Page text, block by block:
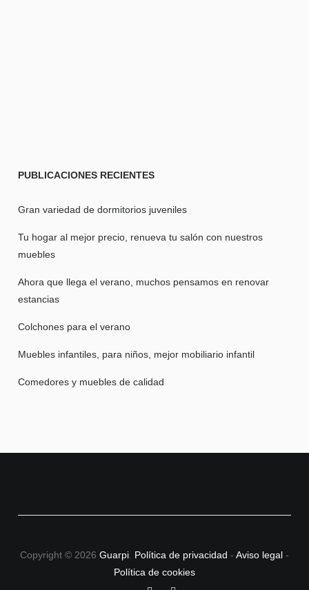
PUBLICACIONES RECIENTES
Gran variedad de dormitorios juveniles
Tu hogar al mejor precio, renueva tu salón con nuestros
muebles
Ahora que llega el verano, muchos pensamos en renovar
estancias
Colchones para el verano
Muebles infantiles, para niños, mejor mobiliario infantil
Comedores y muebles de calidad
Copyright © 2026 Guarpi. Política de privacidad - Aviso legal -
Política de cookies